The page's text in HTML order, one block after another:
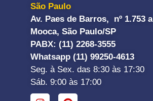
São Paulo
Av. Paes de Barros, nº 1.753 a
Mooca, São Paulo/SP
PABX: (11) 2268-3555
Whatsapp (11) 99250-4613
Seg. à Sex. das 8:30 às 17:30
Sáb. 9:00 às 17:00